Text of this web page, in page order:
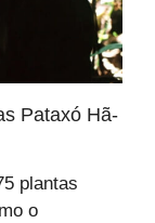
Pataxó Hã-
plantas
o